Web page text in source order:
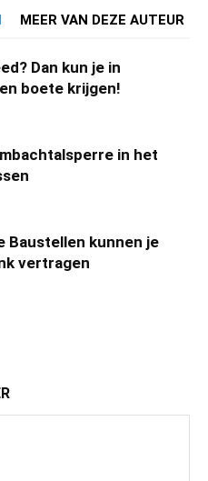
MEER VAN DEZE AUTEUR
Dan kun je in
boete krijgen!
in het
Baustellen kunnen je
vertragen